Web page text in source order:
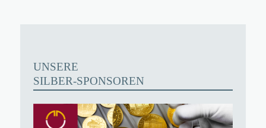
UNSERE
SILBER-SPONSOREN